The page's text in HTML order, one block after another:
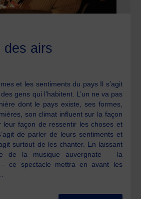
des airs
et les sentiments du pays Il s’agit
gens qui l’habitent. L’un ne va pas
dont le pays existe, ses formes,
son climat influent sur la façon
leur façon de ressentir les choses et
de parler de leurs sentiments et
surtout de les chanter. En laissant
de la musique auvergnate – la
ce spectacle mettra en avant les